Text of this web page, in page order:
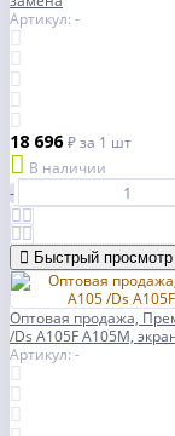
Артикул: -
18 696₽за 1 шт
В наличии
-
Быстрый просмотр
Оптовая продажа,
/Ds A105F A105M,
Артикул: -